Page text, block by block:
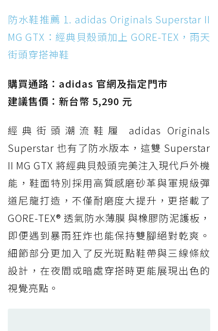
防水鞋推薦 1. adidas Originals Superstar II
MG GTX：經典貝殼頭加上 GORE-TEX，雨天街
頭穿搭神鞋
防水鞋推薦 2. New Balance Hierro v9 GORE-
防水鞋推薦 3. Nike Dunk Low GORE-TEX：
經典 Dunk 輪廓加上防水科技，雨天穿搭帥度不
打折
防水鞋推薦 4. ASICS TRABUCO 14 GTX：搭
載 GORE-TEX 隱形貼合科技，全方位防水神鞋
防水鞋推薦 5. Salomon XT-6 GORE-TEX：潮
人必備山系鞋王！防滑、防水與街頭顏值一次攻
頂
防水鞋推薦 6. HOKA Stinson Evo GTX：越野
復刻厚底，GORE-TEX 防水與增高神器一次滿
防水鞋推薦 7. Timberland Motion Access：
黃靴同級頂級防水，輕量化工裝健走鞋雨天必備
防水鞋推薦 7. Timberland Motion Access：
黃靴同級頂級防水，輕量化工裝健走鞋雨天必備
防水鞋推薦 1. adidas Originals Superstar II
MG GTX：經典貝殼頭加上 GORE-TEX，雨天
街頭穿搭神鞋
購買通路：adidas 官網及指定門市
建議售價：新台幣 5,290 元
經典街頭潮流鞋履 adidas Originals
Superstar 也有了防水版本，這雙 Superstar
II MG GTX 將經典貝殼頭完美注入現代戶外機
能，鞋面特別採用高質感磨砂革與軍規級彈
道尼龍打造，不僅耐磨度大提升，更搭載了
GORE-TEX® 透氣防水薄膜 與橡膠防泥護板，
即便遇到暴雨狂炸也能保持雙腳絕對乾爽。
細節部分更加入了反光斑點鞋帶與三線條紋
設計，在夜間或暗處穿搭時更能展現出色的
視覺亮點。